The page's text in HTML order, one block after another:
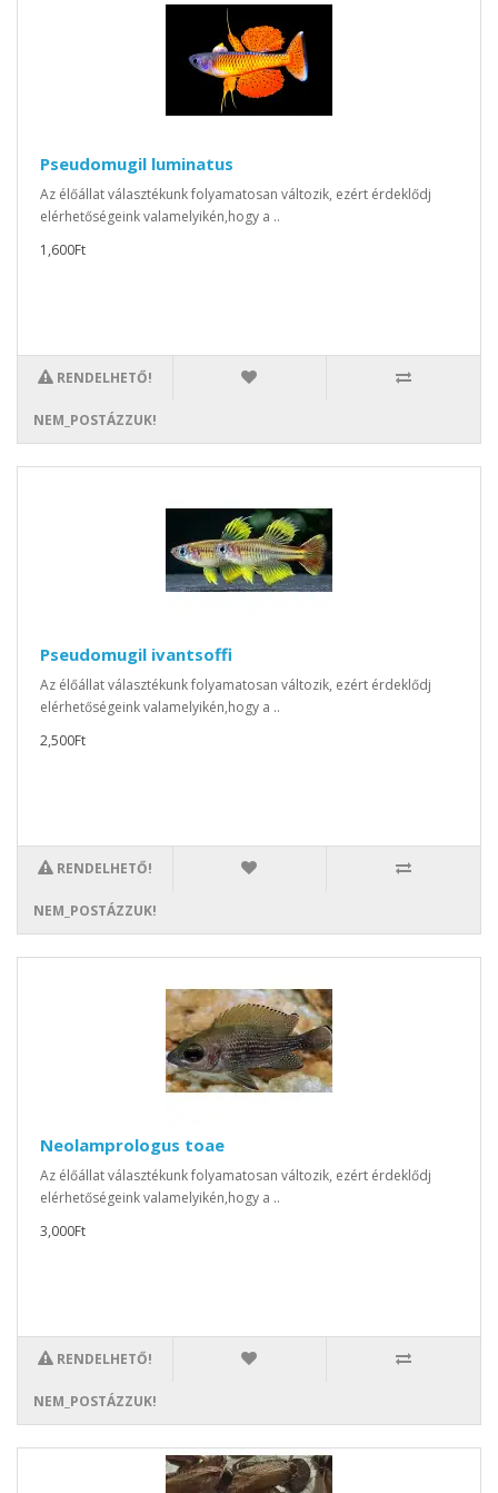
Pseudomugil luminatus
Az élőállat választékunk folyamatosan változik, ezért érdeklődj
elérhetőségeink valamelyikén,hogy a ..
1,600Ft
RENDELHETŐ!
NEM_POSTÁZZUK!
Pseudomugil ivantsoffi
Az élőállat választékunk folyamatosan változik, ezért érdeklődj
elérhetőségeink valamelyikén,hogy a ..
2,500Ft
RENDELHETŐ!
NEM_POSTÁZZUK!
Neolamprologus toae
Az élőállat választékunk folyamatosan változik, ezért érdeklődj
elérhetőségeink valamelyikén,hogy a ..
3,000Ft
RENDELHETŐ!
NEM_POSTÁZZUK!